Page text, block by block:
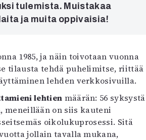
tulemista. Muistakaa
ja muita oppivaisia!
1985, ja näin toivotaan vuonna
tilausta tehdä puhelimitse, riittää
lehden verkkosivuilla.
lehtien määrän: 56 syksystä
meneillään on siis kauteni
oikolukuprosessi. Sitä
jollain tavalla mukana,